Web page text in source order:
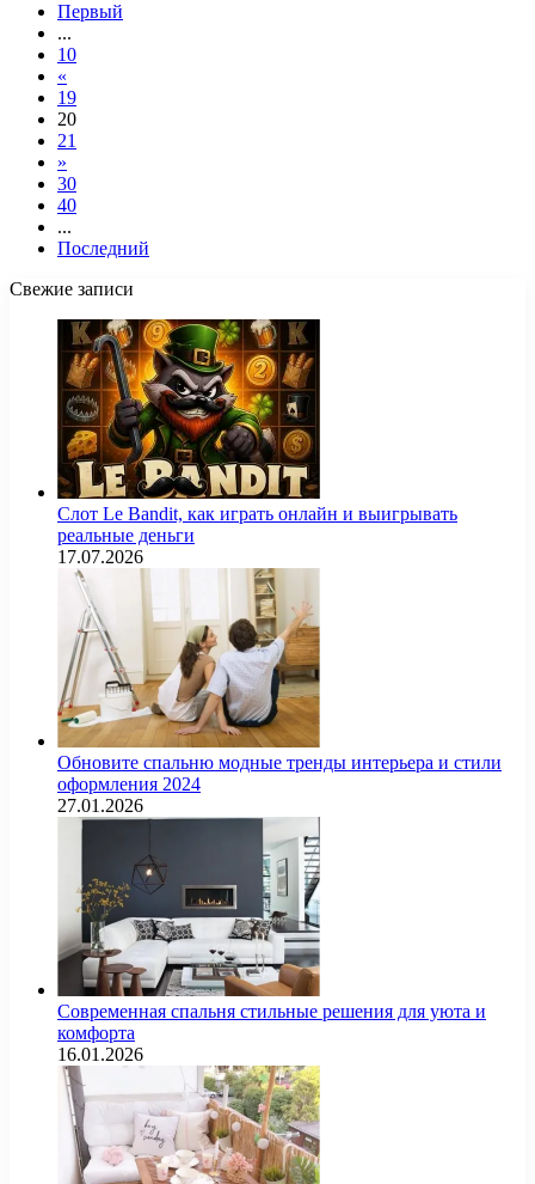
Первый
...
10
«
19
20
21
»
30
40
...
Последний
Свежие записи
Слот Le Bandit, как играть онлайн и выигрывать
реальные деньги
17.07.2026
Обновите спальню модные тренды интерьера и стили
оформления 2024
27.01.2026
Современная спальня стильные решения для уюта и
комфорта
16.01.2026